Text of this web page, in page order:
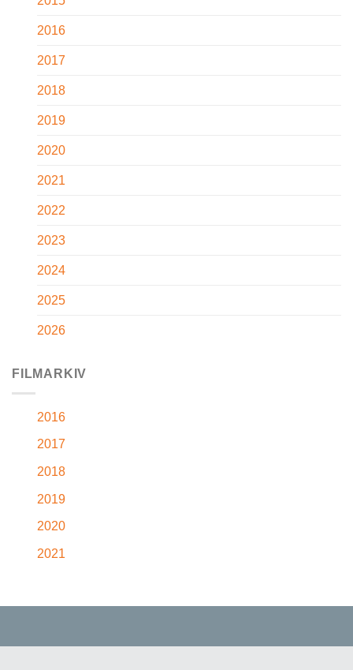
2016
2017
2018
2019
2020
2021
2022
2023
2024
2025
2026
FILMARKIV
2016
2017
2018
2019
2020
2021